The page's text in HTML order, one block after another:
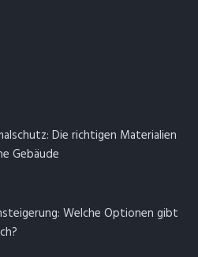
Die richtigen Materialien
Gebäude
Welche Optionen gibt